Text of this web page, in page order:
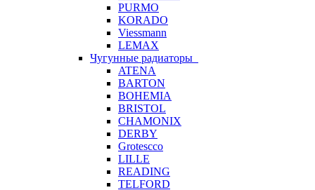
PURMO
KORADO
Viessmann
LEMAX
Чугунные радиаторы
ATENA
BARTON
BOHEMIA
BRISTOL
CHAMONIX
DERBY
Grotescco
LILLE
READING
TELFORD